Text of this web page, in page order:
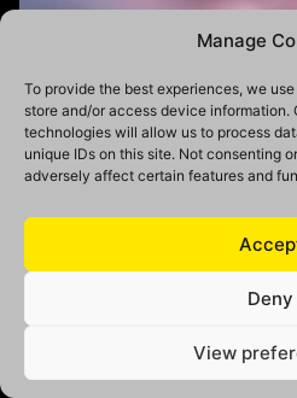
Manage
To provide the best experiences, we
store and/or access device information.
technologies will allow us to process
unique IDs on this site. Not consenting
adversely affect certain features and
Deny
View